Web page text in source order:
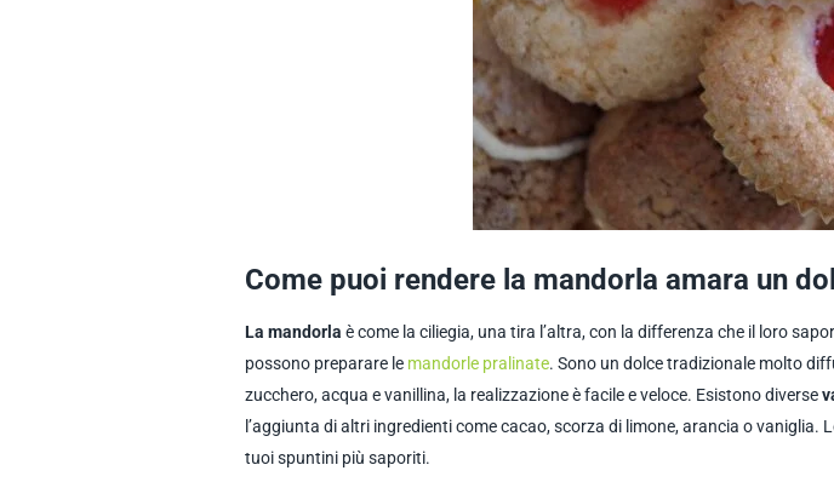
Come puoi rendere la mandorla amara un
La mandorla è come la ciliegia, una tira l’altra, con la differenza che il loro
possono preparare le mandorle pralinate. Sono un dolce tradizionale molto
zucchero, acqua e vanillina, la realizzazione è facile e veloce. Esistono diverse
l’aggiunta di altri ingredienti come cacao, scorza di limone, arancia o vaniglia.
tuoi spuntini più saporiti.